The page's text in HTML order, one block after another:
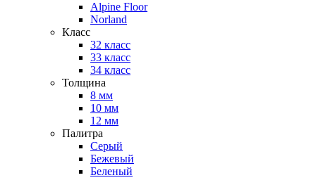
Alpine Floor
Norland
Класс
32 класс
33 класс
34 класс
Толщина
8 мм
10 мм
12 мм
Палитра
Серый
Бежевый
Беленый